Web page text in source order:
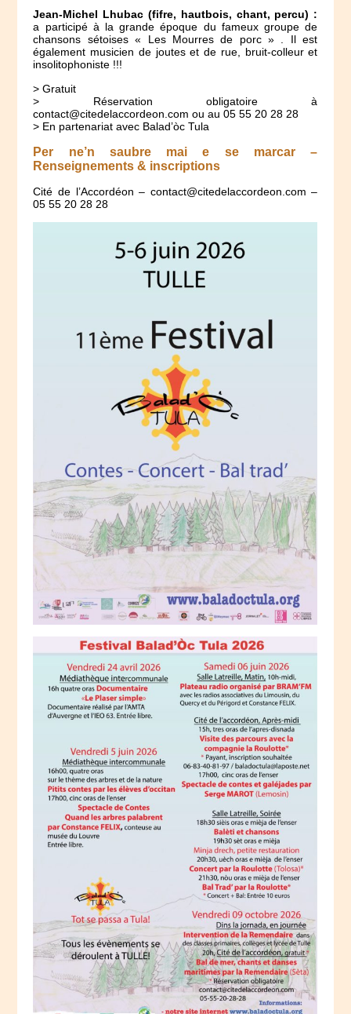
Jean-Michel Lhubac (fifre, hautbois, chant, percu) :
a participé à la grande époque du fameux groupe de
chansons sétoises « Les Mourres de porc » . Il est
également musicien de joutes et de rue, bruit-colleur et
insolitophoniste !!!
> Gratuit
> Réservation obligatoire à
contact@citedelaccordeon.com ou au 05 55 20 28 28
> En partenariat avec Balad’òc Tula
Per ne’n saubre mai e se marcar –
Renseignements & inscriptions
Cité de l’Accordéon – contact@citedelaccordeon.com –
05 55 20 28 28